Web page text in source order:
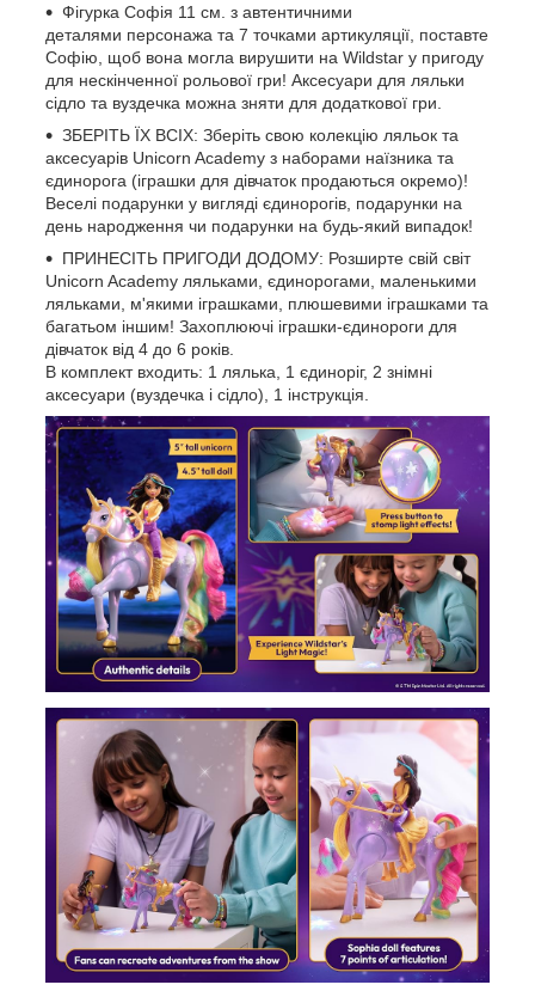
Фігурка Софія 11 см. з автентичними
деталями персонажа та 7 точками артикуляції, поставте
Софію, щоб вона могла вирушити на Wildstar у пригоду
для нескінченної рольової гри! Аксесуари для ляльки
сідло та вуздечка можна зняти для додаткової гри.
ЗБЕРІТЬ ЇХ ВСІХ: Зберіть свою колекцію ляльок та
аксесуарів Unicorn Academy з наборами наїзника та
єдинорога (іграшки для дівчаток продаються окремо)!
Веселі подарунки у вигляді єдинорогів, подарунки на
день народження чи подарунки на будь-який випадок!
ПРИНЕСІТЬ ПРИГОДИ ДОДОМУ: Розширте свій світ
Unicorn Academy ляльками, єдинорогами, маленькими
ляльками, м'якими іграшками, плюшевими іграшками та
багатьом іншим! Захоплюючі іграшки-єдинороги для
дівчаток від 4 до 6 років.
В комплект входить: 1 лялька, 1 єдиноріг, 2 знімні
аксесуари (вуздечка і сідло), 1 інструкція.